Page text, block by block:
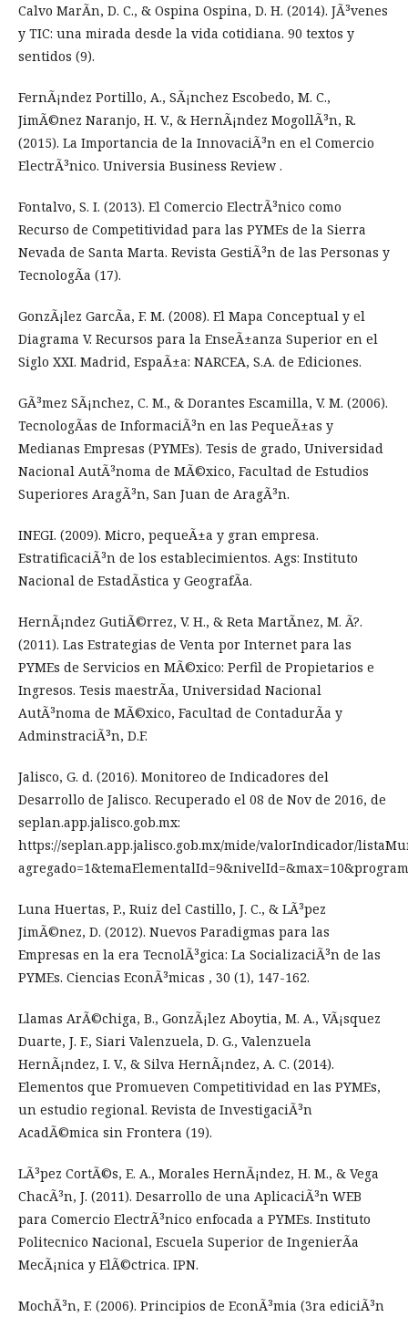
Calvo MarÃ­n, D. C., & Ospina Ospina, D. H. (2014). JÃ³venes
y TIC: una mirada desde la vida cotidiana. 90 textos y
sentidos (9).
FernÃ¡ndez Portillo, A., SÃ¡nchez Escobedo, M. C.,
JimÃ©nez Naranjo, H. V., & HernÃ¡ndez MogollÃ³n, R.
(2015). La Importancia de la InnovaciÃ³n en el Comercio
ElectrÃ³nico. Universia Business Review .
Fontalvo, S. I. (2013). El Comercio ElectrÃ³nico como
Recurso de Competitividad para las PYMEs de la Sierra
Nevada de Santa Marta. Revista GestiÃ³n de las Personas y
TecnologÃ­a (17).
GonzÃ¡lez GarcÃ­a, F. M. (2008). El Mapa Conceptual y el
Diagrama V. Recursos para la EnseÃ±anza Superior en el
Siglo XXI. Madrid, EspaÃ±a: NARCEA, S.A. de Ediciones.
GÃ³mez SÃ¡nchez, C. M., & Dorantes Escamilla, V. M. (2006).
TecnologÃ­as de InformaciÃ³n en las PequeÃ±as y
Medianas Empresas (PYMEs). Tesis de grado, Universidad
Nacional AutÃ³noma de MÃ©xico, Facultad de Estudios
Superiores AragÃ³n, San Juan de AragÃ³n.
INEGI. (2009). Micro, pequeÃ±a y gran empresa.
EstratificaciÃ³n de los establecimientos. Ags: Instituto
Nacional de EstadÃ­stica y GeografÃ­a.
HernÃ¡ndez GutiÃ©rrez, V. H., & Reta MartÃ­nez, M. Ã?.
(2011). Las Estrategias de Venta por Internet para las
PYMEs de Servicios en MÃ©xico: Perfil de Propietarios e
Ingresos. Tesis maestrÃ­a, Universidad Nacional
AutÃ³noma de MÃ©xico, Facultad de ContadurÃ­a y
AdminstraciÃ³n, D.F.
Jalisco, G. d. (2016). Monitoreo de Indicadores del
Desarrollo de Jalisco. Recuperado el 08 de Nov de 2016, de
seplan.app.jalisco.gob.mx:
https://seplan.app.jalisco.gob.mx/mide/valorIndicador/
Luna Huertas, P., Ruiz del Castillo, J. C., & LÃ³pez
JimÃ©nez, D. (2012). Nuevos Paradigmas para las
Empresas en la era TecnolÃ³gica: La SocializaciÃ³n de las
PYMEs. Ciencias EconÃ³micas , 30 (1), 147-162.
Llamas ArÃ©chiga, B., GonzÃ¡lez Aboytia, M. A., VÃ¡squez
Duarte, J. F., Siari Valenzuela, D. G., Valenzuela
HernÃ¡ndez, I. V., & Silva HernÃ¡ndez, A. C. (2014).
Elementos que Promueven Competitividad en las PYMEs,
un estudio regional. Revista de InvestigaciÃ³n
AcadÃ©mica sin Frontera (19).
LÃ³pez CortÃ©s, E. A., Morales HernÃ¡ndez, H. M., & Vega
ChacÃ³n, J. (2011). Desarrollo de una AplicaciÃ³n WEB
para Comercio ElectrÃ³nico enfocada a PYMEs. Instituto
Politecnico Nacional, Escuela Superior de IngenierÃ­a
MecÃ¡nica y ElÃ©ctrica. IPN.
MochÃ³n, F. (2006). Principios de EconÃ³mia (3ra ediciÃ³n